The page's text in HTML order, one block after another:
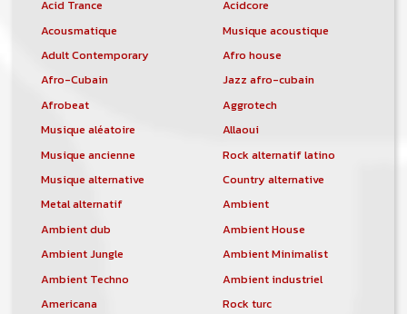
Acid Trance
Acidcore
Acousmatique
Musique acoustique
Adult Contemporary
Afro house
Afro-Cubain
Jazz afro-cubain
Afrobeat
Aggrotech
Musique aléatoire
Allaoui
Musique ancienne
Rock alternatif latino
Musique alternative
Country alternative
Metal alternatif
Ambient
Ambient dub
Ambient House
Ambient Jungle
Ambient Minimalist
Ambient Techno
Ambient industriel
Americana
Rock turc